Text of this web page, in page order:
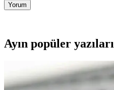
Yorum
Ayın popüler yazıları